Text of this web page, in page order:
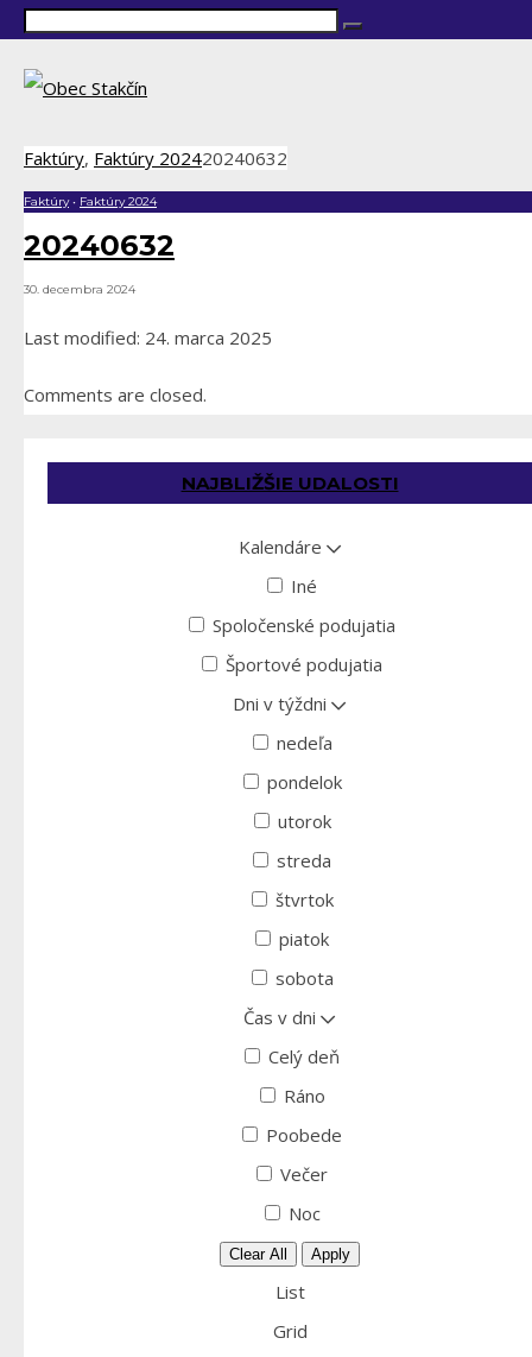
Faktúry, Faktúry 202420240632
Faktúry• Faktúry 2024
20240632
30. decembra 2024
Last modified: 24. marca 2025
Comments are closed.
NAJBLIŽŠIE UDALOSTI
Kalendáre
Iné
Spoločenské podujatia
Športové podujatia
Dni v týždni
nedeľa
pondelok
utorok
streda
štvrtok
piatok
sobota
Čas v dni
Celý deň
Ráno
Poobede
Večer
Noc
Clear All Apply
List
Grid